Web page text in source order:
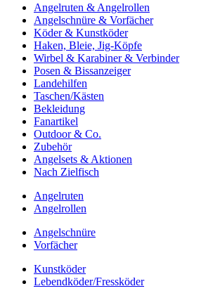
Angelruten & Angelrollen
Angelschnüre & Vorfächer
Köder & Kunstköder
Haken, Bleie, Jig-Köpfe
Wirbel & Karabiner & Verbinder
Posen & Bissanzeiger
Landehilfen
Taschen/Kästen
Bekleidung
Fanartikel
Outdoor & Co.
Zubehör
Angelsets & Aktionen
Nach Zielfisch
Angelruten
Angelrollen
Angelschnüre
Vorfächer
Kunstköder
Lebendköder/Fressköder